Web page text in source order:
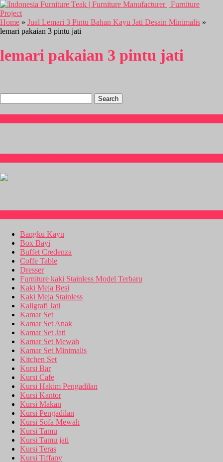
Home » Jual Lemari 3 Pintu Bahan Kayu Jati Desain Minimalis »
lemari pakaian 3 pintu jati
lemari pakaian 3 pintu jati
for:
Bangku Kayu
Box Bayi
Buffet Credenza
Coffe Table
Dresser
Furniture kaki Stainless Model Terbaru
Kaki Meja Besi
Kaki Meja Stainless
Kaligrafi Jati
Kamar Set
Kamar Set Anak
Kamar Set Jati
Kamar Set Mewah
Kamar Set Minimalis
Kitchen Set
Kursi Bar
Kursi Cafe
Kursi Hakim Pengadilan
Kursi Kantor
Kursi Makan
Kursi Pengadilan
Kursi Sofa Mewah
Kursi Tamu
Kursi Tamu jati
Kursi Teras
Kursi Tiffany